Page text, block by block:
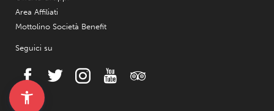
Area Affiliati
Mottolino Società Benefit
Seguici su